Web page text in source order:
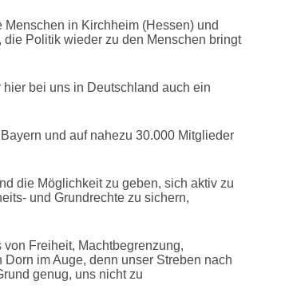
in Kirchheim (Hessen) und
Politik wieder zu den Menschen bringt
bei uns in Deutschland auch ein
und auf nahezu 30.000 Mitglieder
die Möglichkeit zu geben, sich aktiv zu
und Grundrechte zu sichern,
Freiheit, Machtbegrenzung,
im Auge, denn unser Streben nach
genug, uns nicht zu